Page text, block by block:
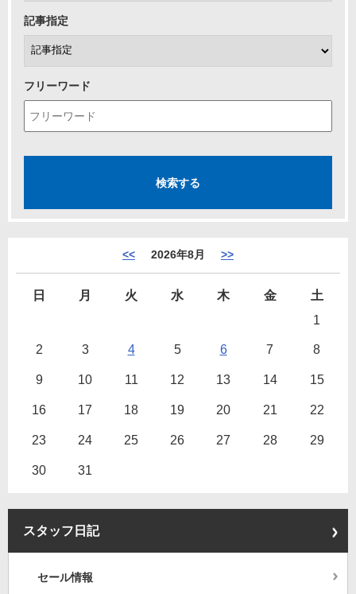
記事指定
フリーワード
<< 2026年8月 >>
日 月 火 水 木 金
土
1
2 3 4 5 6 7 8
9 10 11 12 13 14 15
16 17 18 19 20 21 22
23 24 25 26 27 28 29
30 31
スタッフ日記
セール情報